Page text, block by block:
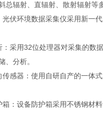
总辐射、直辐射、散射辐射等
环境数据采集仪采用新一代
用32位处理器对采集的数据
、分析。
器：使用自研自产的一体式
设备防护箱采用不锈钢材料